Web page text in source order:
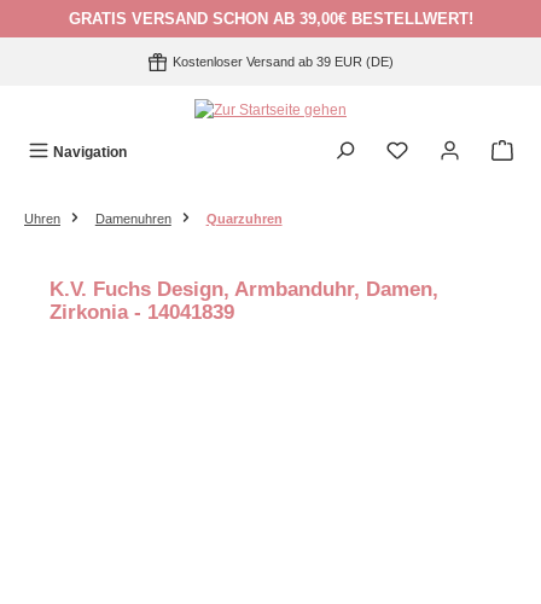
Zum Hauptinhalt springen
GRATIS VERSAND SCHON AB 39,00€ BESTELLWERT!
Kostenloser Versand ab 39 EUR (DE)
Navigation
Uhren Damenuhren Quarzuhren
K.V. Fuchs Design, Armbanduhr, Damen,
Zirkonia - 14041839